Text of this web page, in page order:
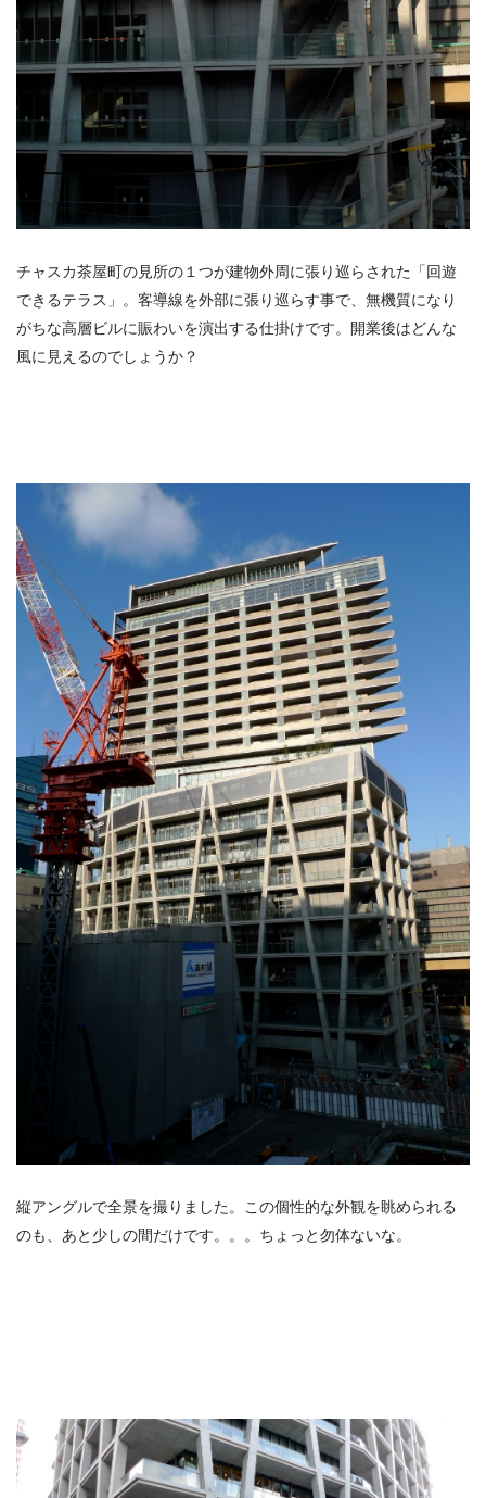
チャスカ茶屋町の見所の１つが建物外周に張り巡らされた「回遊
できるテラス」。客導線を外部に張り巡らす事で、無機質になり
がちな高層ビルに賑わいを演出する仕掛けです。開業後はどんな
風に見えるのでしょうか？
縦アングルで全景を撮りました。この個性的な外観を眺められる
のも、あと少しの間だけです。。。ちょっと勿体ないな。